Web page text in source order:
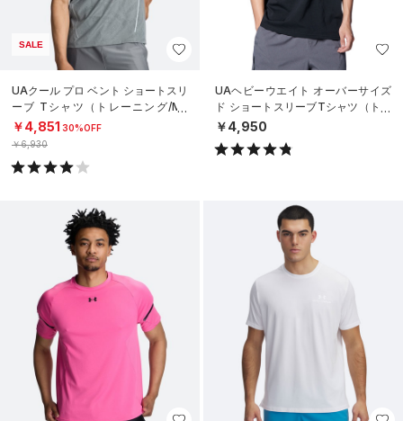
SALE
UAクール プロ ベント ショートスリ
ーブ Tシャツ（トレーニング/ME
N）
￥4,851 30%OFF
￥6,930
UAヘビーウエイト オーバーサイズ
ド ショートスリーブTシャツ（トレ
ーニング/MEN）
￥4,950